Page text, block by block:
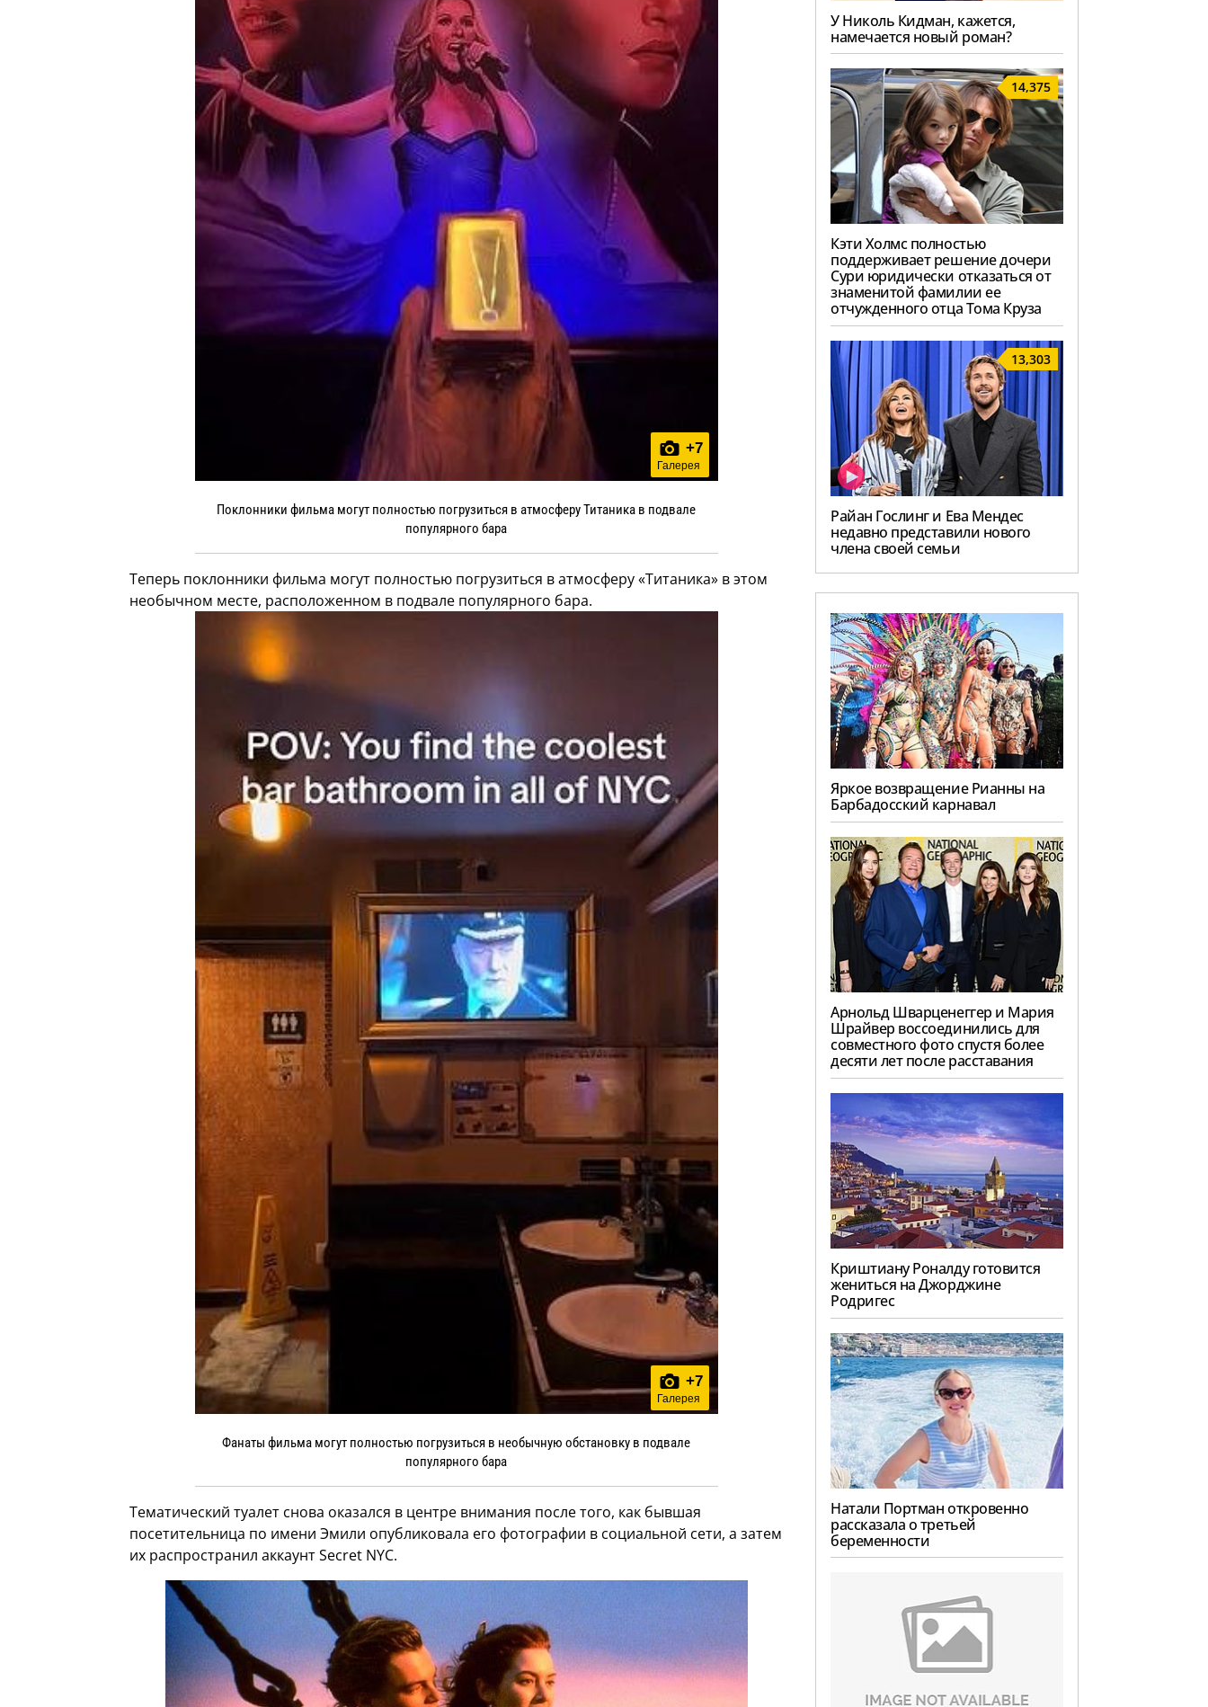
+7
Галерея
Поклонники фильма могут полностью погрузиться в атмосферу Титаника в подвале
популярного бара
Теперь поклонники фильма могут полностью погрузиться в атмосферу «Титаника» в этом
необычном месте, расположенном в подвале популярного бара.
+7
Галерея
Фанаты фильма могут полностью погрузиться в необычную обстановку в подвале
популярного бара
Тематический туалет снова оказался в центре внимания после того, как бывшая
посетительница по имени Эмили опубликовала его фотографии в социальной сети, а затем
их распространил аккаунт Secret NYC.
У Николь Кидман, кажется,
намечается новый роман?
14,375
Кэти Холмс полностью
поддерживает решение дочери
Сури юридически отказаться от
знаменитой фамилии ее
отчужденного отца Тома Круза
13,303
Райан Гослинг и Ева Мендес
недавно представили нового
члена своей семьи
Яркое возвращение Рианны на
Барбадосский карнавал
Арнольд Шварценеггер и Мария
Шрайвер воссоединились для
совместного фото спустя более
десяти лет после расставания
Криштиану Роналду готовится
жениться на Джорджине
Родригес
Натали Портман откровенно
рассказала о третьей
беременности